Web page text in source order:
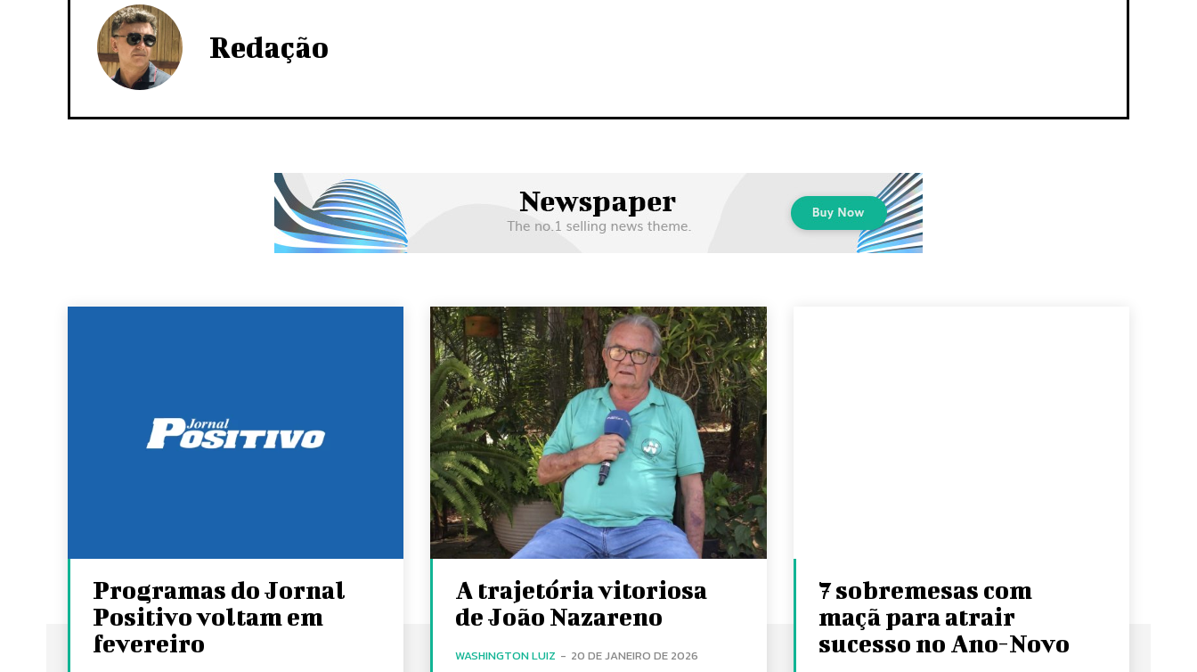
Redação
Programas do Jornal
Positivo voltam em
fevereiro
A trajetória vitoriosa
de João Nazareno
WASHINGTON LUIZ - 20 DE JANEIRO DE 2026
7 sobremesas com
maçã para atrair
sucesso no Ano-Novo